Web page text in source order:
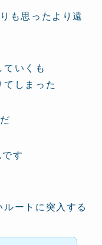
も思ったより遠
ていくも
てしまった
す
ートに突入する